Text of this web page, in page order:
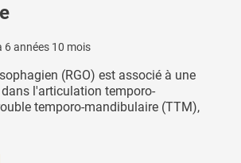
6 années 10 mois
(RGO) est associé à une
l'articulation temporo-
temporo-mandibulaire (TTM),